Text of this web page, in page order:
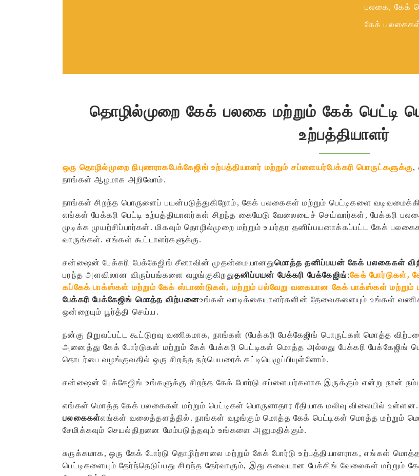
பலகை, கேக்
கேக்
தொழில்முறை கேக் பலகை மற்றும் கேக் பெட்டி
உற்பத்தியாளர்
ஒரு தொழில்முறை நிபுணராகபேக்கேஜிங் உற்பத்தியாளர் மற்றும் சப்ளையர்பேக்கரி பொருட்களுக்கு,
நாங்கள் ஆழமாக அறிவோம்.
நாங்கள் சிறந்த பொருளைப் பயன்படுத்துகிறோம், கேக் பலகைகள் மற்றும் பெட்டிகளை
எங்கள் பேக்கரி பெட்டி உற்பத்தியாளர்கள் சிறந்த கையேடு வேலையைச் செய்வார்கள், பேக்கரி
முடிக்க முயற்சிப்பார்கள். மிகவும் தொழில்முறை மற்றும் உயர்தர தனிப்பயனாக்கப்பட்ட கேக்
வாருங்கள். எங்கள் கூட்டாளர்களுக்கு.
சன்ஷைன் பேக்கரி பேக்கேஜிங் சீனாவின் முதன்மையானதுமொத்த தனிப்பயன் கேக் பலகைகள்
பரந்த அளவிலான விருப்பங்களை வழங்குகிறதுதனிப்பயன் பேக்கரி பேக்கேஜிங்:கேக் போர்டுகள்,
கப்கேக் பாக்ஸ்கள் மற்றும் கேக் ஸ்டாண்டுகள், மற்றும் பல்வேறு வகையான கேக் பாக்ஸ்கள் மற்றும்
பேக்கரி பேக்கேஜிங் மொத்த விற்பனைஉங்கள் வாடிக்கையாளர்களின் தேவைகளையும் உங்கள்
ஒன்றையும் பூர்த்தி செய்ய.
நன்கு நிறுவப்பட்ட கூட்டுறவு வணிகமாக, நாங்கள் (பேக்கரி பேக்கேஜிங் பொருட்கள் மொத்த
அனைத்து கேக் போர்டுகள் மற்றும் கேக் பேக்கரி பெட்டிகள் மொத்த அல்லது பேக்கரி பேக்கேஜிங்
தொடர்பை வழங்குவதில் ஒரு சிறந்த நற்பெயரைக் கட்டியெழுப்பியுள்ளோம்.
சன்ஷைன் பேக்கேஜிங் உங்களுக்கு சிறந்த கேக் போர்டு சப்ளையர்களாக இருக்கும் என்று நான்
எங்கள் மொத்த கேக் பலகைகள் மற்றும் பெட்டிகள் பொருளாதார ரீதியாக மலிவு விலையில்
பலகைகள்எங்கள் வலைத்தளத்தில். நாங்கள் வழங்கும் மொத்த கேக் பெட்டிகள் மொத்த மற்றும்
சேமிக்கவும் செயல்திறனை மேம்படுத்தவும் உங்களை அனுமதிக்கும்.
சுருக்கமாக, ஒரு கேக் போர்டு தொழிற்சாலை மற்றும் கேக் போர்டு உற்பத்தியாளராக, எங்கள்
பெட்டிகளையும் தேர்ந்தெடுப்பது சிறந்த தேர்வாகும், இது சுவையான பேக்கிங் வேலைகள்